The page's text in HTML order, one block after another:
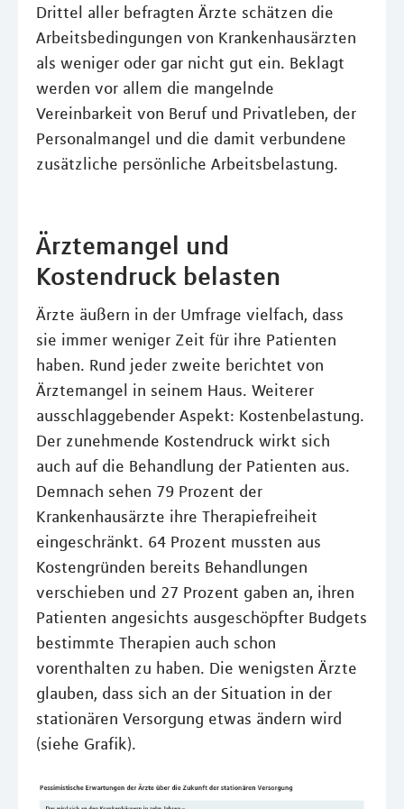
Drittel aller befragten Ärzte schätzen die
Arbeitsbedingungen von Krankenhausärzten
als weniger oder gar nicht gut ein. Beklagt
werden vor allem die mangelnde
Vereinbarkeit von Beruf und Privatleben, der
Personalmangel und die damit verbundene
zusätzliche persönliche Arbeitsbelastung.
Ärztemangel und
Kostendruck belasten
Ärzte äußern in der Umfrage vielfach, dass
sie immer weniger Zeit für ihre Patienten
haben. Rund jeder zweite berichtet von
Ärztemangel in seinem Haus. Weiterer
ausschlaggebender Aspekt: Kostenbelastung.
Der zunehmende Kostendruck wirkt sich
auch auf die Behandlung der Patienten aus.
Demnach sehen 79 Prozent der
Krankenhausärzte ihre Therapiefreiheit
eingeschränkt. 64 Prozent mussten aus
Kostengründen bereits Behandlungen
verschieben und 27 Prozent gaben an, ihren
Patienten angesichts ausgeschöpfter Budgets
bestimmte Therapien auch schon
vorenthalten zu haben. Die wenigsten Ärzte
glauben, dass sich an der Situation in der
stationären Versorgung etwas ändern wird
(siehe Grafik).